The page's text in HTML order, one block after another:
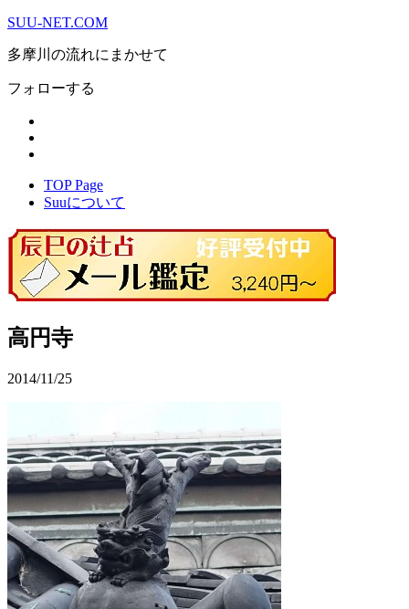
SUU-NET.COM
多摩川の流れにまかせて
フォローする
TOP Page
Suuについて
高円寺
2014/11/25